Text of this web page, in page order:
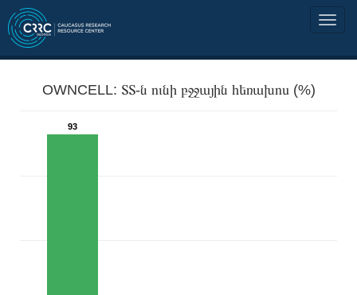
OWNCELL: ՏՏ-ն ունի բջջային հեռախոս (%)
93